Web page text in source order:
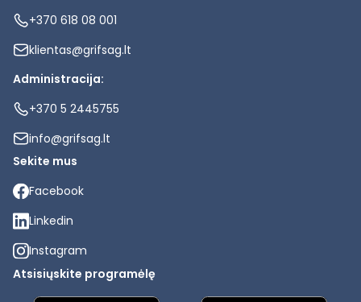
+370 618 08 001
klientas@grifsag.lt
Administracija:
+370 5 2445755
info@grifsag.lt
Sekite mus
Facebook
Linkedin
Instagram
Atsisiųskite programėlę